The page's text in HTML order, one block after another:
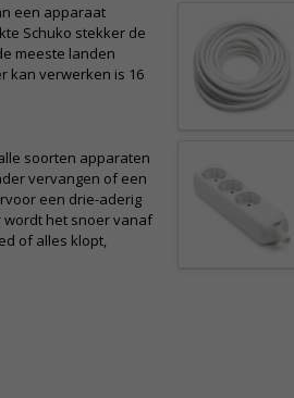
een apparaat
Schuko stekker de
meeste landen
kan verwerken is 16
soorten apparaten
vervangen of een
een drie-aderig
wordt het snoer vanaf
of alles klopt,